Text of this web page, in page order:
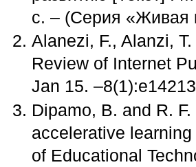
с. – (Серия «Живая
Alanezi, F., Alanzi,
Review of Internet
Jan 15.
Dipamo, В. and R.
accelerative
of Educational